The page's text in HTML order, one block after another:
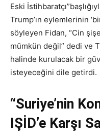
Eski
Trump’ın eylemlerinin
söyleyen Fidan, “Cin
mümkün değil” dedi ve
halinde kurulacak bir
isteyeceğini dile getirdi.
“Suriye’nin
IŞİD’e Karşı